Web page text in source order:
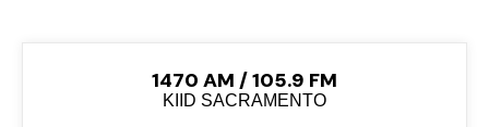
1470 AM / 105.9 FM
KIID SACRAMENTO